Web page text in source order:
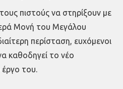
πιστούς να στηρίξουν με
Μονή του Μεγάλου
περίσταση, ευχόμενοι
καθοδηγεί το νέο
έργο του.